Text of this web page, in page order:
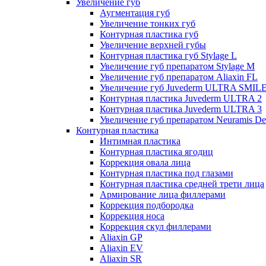
Увеличение губ
Аугментация губ
Увеличение тонких губ
Контурная пластика губ
Увеличение верхней губы
Контурная пластика губ Stylage L
Увеличение губ препаратом Stylage M
Увеличение губ препаратом Aliaxin FL
Увеличение губ Juvederm ULTRA
Контурная пластика Juvederm ULTRA 2
Контурная пластика Juvederm ULTRA 3
Увеличение губ препаратом Neuramis
Контурная пластика
Интимная пластика
Контурная пластика ягодиц
Коррекция овала лица
Контурная пластика под глазами
Контурная пластика средней трети лица
Армирование лица филлерами
Коррекция подбородка
Коррекция носа
Коррекция скул филлерами
Aliaxin GP
Aliaxin EV
Aliaxin SR